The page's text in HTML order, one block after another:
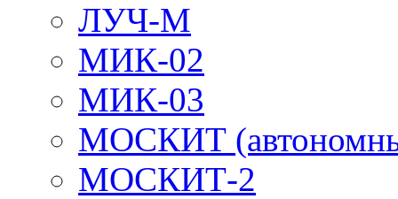
ЛУЧ-М
МИК-02
МИК-03
МОСКИТ
МОСКИТ-2